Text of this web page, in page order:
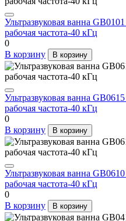
Ультразвуковая ванна
рабочая частота-40 кГц
0
В корзину
В корзину
Ультразвуковая ванна
рабочая частота-40 кГц
0
В корзину
В корзину
Ультразвуковая ванна
рабочая частота-40 кГц
0
В корзину
В корзину